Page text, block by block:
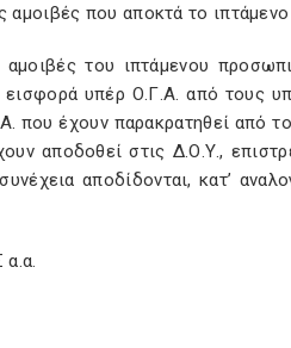
αμοιβές που αποκτά το
του ιπτάμενου
εισφορά υπέρ Ο.Γ.Α. από τους
που έχουν παρακρατηθεί από
αποδοθεί στις Δ.Ο.Υ.,
αποδίδονται, κατ’